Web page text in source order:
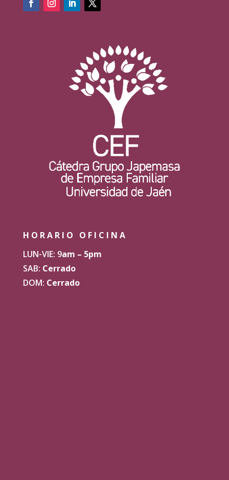
HORARIO OFICINA
LUN-VIE: 9am – 5pm
SAB: Cerrado
DOM: Cerrado